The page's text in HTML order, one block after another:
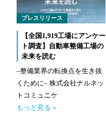
プレスリリース
【全国1,919工場にアンケー
ト調査】自動車整備工場の
未来を読む
–整備業界の転換点を生き抜
くために– 株式会社ナルネッ
トコミュニケ
もっと見る »